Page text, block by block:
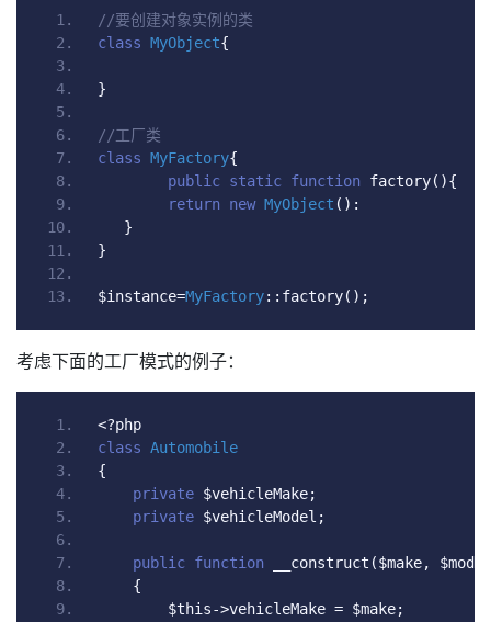
//要创建对象实例的类
class MyObject{
}
//工厂类
class MyFactory{
public static function factory(){
return new MyObject ():
}
}
$instance=MyFactory:: factory();
考虑下面的工厂模式的例子：
<?php
class Automobile
{
private $vehicleMake;
private $vehicleModel ;
public function __construct ($make,
$model
{
        $this
->vehicleMake = $make;